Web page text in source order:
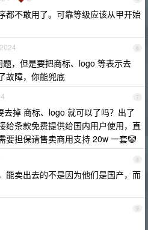
都不敢用了。可靠等级应该从甲开始
6
，但是要把商标、logo 等表示去
故障，你能兜底
7
去掉 商标、logo 就可以了吗？出了
给条款免费提供给国内用户使用，直
要担保请售卖商用支持 20w 一套🤡
8
能卖出去的不是因为他们是国产，而
9